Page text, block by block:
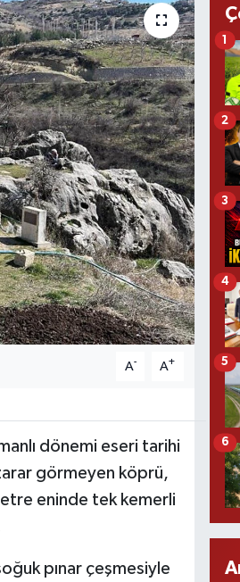
A- A+
dönemi eseri tarihi
görmeyen köprü,
eninde tek kemerli
pınar çeşmesiyle
1
2
3
4
5
6